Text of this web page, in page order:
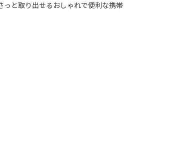
と取り出せるおしゃれで便利な携帯